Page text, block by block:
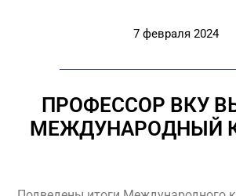
7 февраля 2024
ПРОФЕССОР ВКУ
МЕЖДУНАРОДНЫЙ